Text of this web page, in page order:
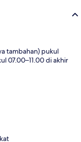
tambahan) pukul
07.00–11.00 di akhir